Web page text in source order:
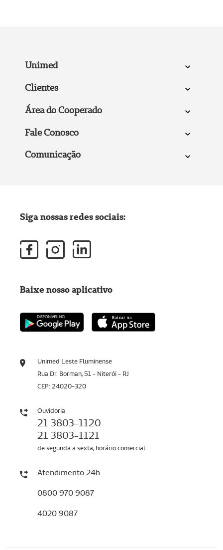
Unimed
Clientes
Área do Cooperado
Fale Conosco
Comunicação
Unimed Leste Fluminense
Rua Dr. Borman, 51 - Niterói - RJ
CEP: 24020-320
Ouvidoria
21 3803-1120
21 3803-1121
de segunda a sexta, horário comercial
Atendimento 24h
0800 970 9087
4020 9087
Siga nossas redes sociais:
Baixe nosso aplicativo